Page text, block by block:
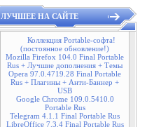
ЛУЧШЕЕ НА САЙТЕ
Коллекция Portable-софта!
(постоянное обновление!)
Mozilla Firefox 104.0 Final Portable
Rus + Лучшие дополнения + Темы
Opera 97.0.4719.28 Final Portable
Rus + Плагины + Анти-Баннер +
USB
Google Chrome 109.0.5410.0
Portable Rus
Telegram 4.1.1 Final Portable Rus
LibreOffice 7.3.4 Final Portable Rus